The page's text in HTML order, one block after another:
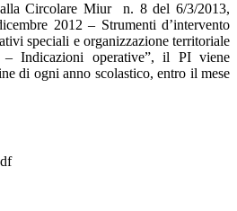
Circolare Miur n. 8 del 6/3/2013,
2012 – Strumenti d’intervento
speciali e organizzazione territoriale
– Indicazioni operative”, il PI viene
di ogni anno scolastico, entro il mese